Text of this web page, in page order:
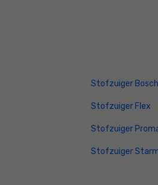
Stofzuiger Bosch
Stofzuiger Flex
Stofzuiger
Stofzuiger